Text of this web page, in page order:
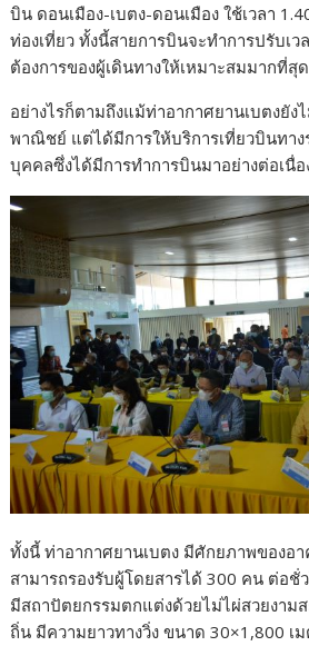
บิน ดอนเมือง-เบตง-ดอนเมือง ใช้เวลา
ท่องเที่ยว ทั้งนี้สายการบินจะทำการปรับเ
ต้องการของผู้เดินทางให้เหมาะสมมากที่สุด
อย่างไรก็ตามถึงแม้ท่าอากาศยานเบตงยัง
พาณิชย์ แต่ได้มีการให้บริการเที่ยวบินทา
บุคคลซึ่งได้มีการทำการบินมาอย่างต่อเนื่อ
ทั้งนี้ ท่าอากาศยานเบตง มีศักยภาพของอ
สามารถรองรับผู้โดยสารได้ 300 คน ต่อ
มีสถาปัตยกรรมตกแต่งด้วยไม่ไผ่สวยงาม
ถิ่น มีความยาวทางวิ่ง ขนาด 30×1,800 เ